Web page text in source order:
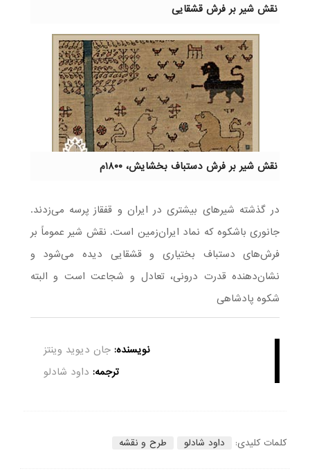
نقش شیر بر فرش قشقایی
نقش شیر بر فرش دستباف بخشایش، ۱۸۰۰م
در گذشته شیرهای بیشتری در ایران و قفقاز پرسه می‌زدند.
جانوری باشکوه که نماد ایران‌زمین است. نقش شیر عموماً بر
فرش‌های دستباف بختیاری و قشقایی دیده می‌شود و
نشان‌دهنده قدرت درونی، تعادل و شجاعت است و البته
شکوه پادشاهی
نویسنده:جان دیوید وینتز
ترجمه:داود شادلو
کلمات کلیدی: داود شادلو طرح و نقشه